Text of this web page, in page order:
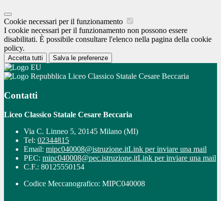
Cookie necessari per il funzionamento
I cookie necessari per il funzionamento non possono essere
disabilitati. È possibile consultare l'elenco nella pagina della cookie
policy.
Accetta tutti Salva le preferenze
Liceo Classico Statale Cesare Beccaria
Contatti
Liceo Classico Statale Cesare Beccaria
Via C. Linneo 5, 20145 Milano (MI)
Tel: 02344815
Email: mipc040008@istruzione.itLink per inviare una mail
PEC: mipc040008@pec.istruzione.itLink per inviare una mail
C.F.: 80125550154
Codice Meccanografico: MIPC040008